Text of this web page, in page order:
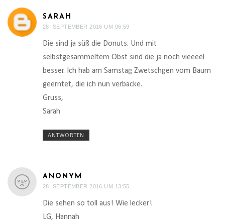
SARAH
28. SEPTEMBER 2016 UM 06:59
Die sind ja süß die Donuts. Und mit
selbstgesammeltem Obst sind die ja noch vieeeel
besser. Ich hab am Samstag Zwetschgen vom Baum
geerntet, die ich nun verbacke.
Gruss,
Sarah
ANTWORTEN
ANONYM
28. SEPTEMBER 2016 UM 13:55
Die sehen so toll aus! Wie lecker!
LG, Hannah